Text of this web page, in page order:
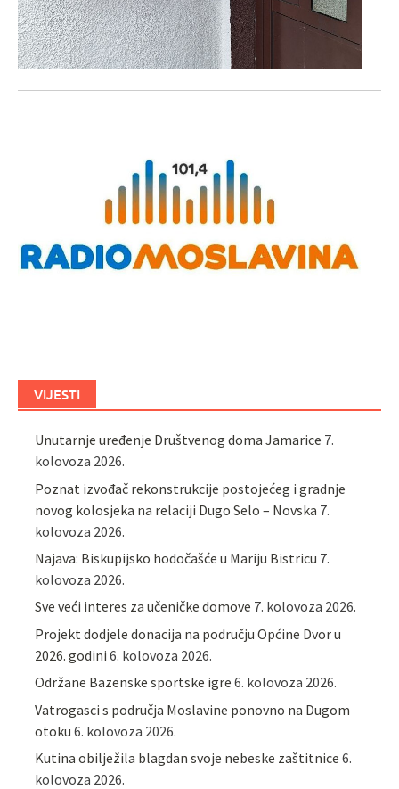
VIJESTI
Unutarnje uređenje Društvenog doma Jamarice 7.
kolovoza 2026.
Poznat izvođač rekonstrukcije postojećeg i gradnje
novog kolosjeka na relaciji Dugo Selo – Novska 7.
kolovoza 2026.
Najava: Biskupijsko hodočašće u Mariju Bistricu 7.
kolovoza 2026.
Sve veći interes za učeničke domove 7. kolovoza 2026.
Projekt dodjele donacija na području Općine Dvor u
2026. godini 6. kolovoza 2026.
Održane Bazenske sportske igre 6. kolovoza 2026.
Vatrogasci s područja Moslavine ponovno na Dugom
otoku 6. kolovoza 2026.
Kutina obilježila blagdan svoje nebeske zaštitnice 6.
kolovoza 2026.